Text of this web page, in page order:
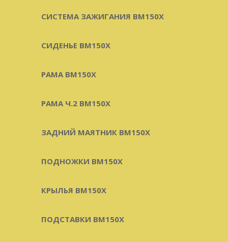
СИСТЕМА ЗАЖИГАНИЯ BM150X
СИДЕНЬЕ BM150X
РАМА BM150X
РАМА Ч.2 BM150X
ЗАДНИЙ МАЯТНИК BM150X
ПОДНОЖКИ BM150X
КРЫЛЬЯ BM150X
ПОДСТАВКИ BM150X